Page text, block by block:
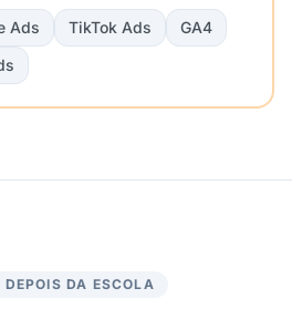
Ads TikTok Ads
GA4
DA ESCOLA